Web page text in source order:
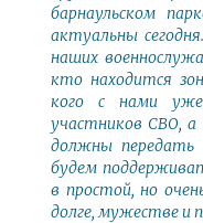
барнаульском
актуальны
наших
кто находится
кого с нами
участников СВО,
должны передать
будем
в простой, но
долге, мужестве и